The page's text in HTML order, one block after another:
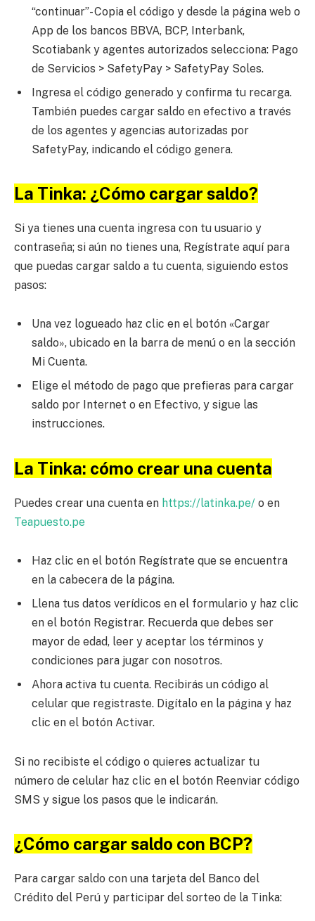
“continuar”- Copia el código y desde la página web o
App de los bancos BBVA, BCP, Interbank,
Scotiabank y agentes autorizados selecciona: Pago
de Servicios > SafetyPay > SafetyPay Soles.
Ingresa el código generado y confirma tu recarga.
También puedes cargar saldo en efectivo a través
de los agentes y agencias autorizadas por
SafetyPay, indicando el código genera.
La Tinka: ¿Cómo cargar saldo?
Si ya tienes una cuenta ingresa con tu usuario y
contraseña; si aún no tienes una, Regístrate aquí para
que puedas cargar saldo a tu cuenta, siguiendo estos
pasos:
Una vez logueado haz clic en el botón «Cargar
saldo», ubicado en la barra de menú o en la sección
Mi Cuenta.
Elige el método de pago que prefieras para cargar
saldo por Internet o en Efectivo, y sigue las
instrucciones.
La Tinka: cómo crear una cuenta
Puedes crear una cuenta en https://latinka.pe/ o en
Teapuesto.pe
Haz clic en el botón Regístrate que se encuentra
en la cabecera de la página.
Llena tus datos verídicos en el formulario y haz clic
en el botón Registrar. Recuerda que debes ser
mayor de edad, leer y aceptar los términos y
condiciones para jugar con nosotros.
Ahora activa tu cuenta. Recibirás un código al
celular que registraste. Digítalo en la página y haz
clic en el botón Activar.
Si no recibiste el código o quieres actualizar tu
número de celular haz clic en el botón Reenviar código
SMS y sigue los pasos que le indicarán.
¿Cómo cargar saldo con BCP?
Para cargar saldo con una tarjeta del Banco del
Crédito del Perú y participar del sorteo de la Tinka: